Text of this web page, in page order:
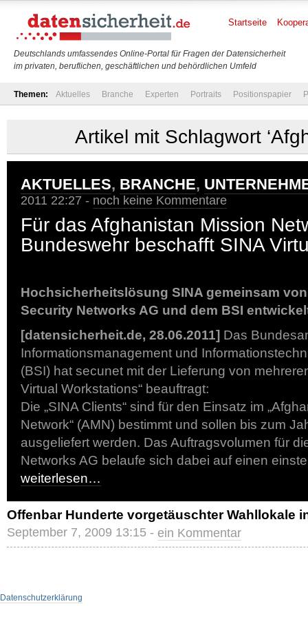
Deutschlands umfassendes Online-Portal für Fragen der Datensicherheit
im privaten, beruflichen, geschäftlichen und behördlichen Umfeld
Startseite
Themen: Aktuelles Branche Experten Portraits Positionspapier
Artikel mit Schlagwort
AKTUELLES, BRANCHE,
2011 22:27 - noch keine Kommentare
Für das Afghanistan Mission
Bundeswehr beschafft SINA
Hochsicherheitslösung SINA gemeinsam
Security Networks AG und dem BSI
[datensicherheit.de, 28.06.2011] Das
Informationsmanagement und
(BSI) hat secunet mit der Lieferung von
Virtual Workstations“ beauftragt:
Die „SINA Clients“ sind für den Einsatz im
Network“ (AMN) bestimmt und sollen bis zum
ausgeliefert werden. Das Auftragsvolumen für
Networks AG belaufe sich dabei auf einen
weiterlesen…
Offenbar Hunderte vorgetäuschter Wahllokale
September 7, 2009 13:15 - ein Kommentar
Datenschutzerklärung